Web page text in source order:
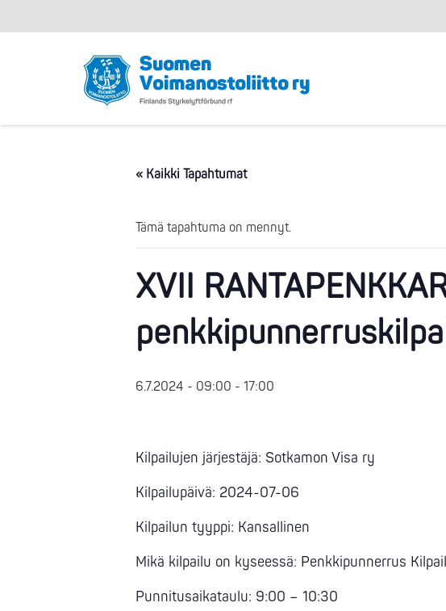
« Kaikki Tapahtumat
Tämä tapahtuma on mennyt.
XVII
6.7.2024 - 09:00 - 17:00
Kilpailujen järjestäjä: Sotkamon Visa ry
Kilpailupäivä: 2024-07-06
Kilpailun tyyppi: Kansallinen
Mikä kilpailu on kyseessä: Penkkipunnerrus
Punnitusaikataulu: 9:00 – 10:30